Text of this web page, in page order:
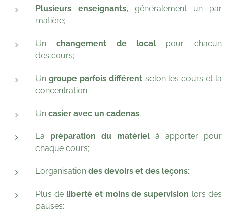
Plusieurs enseignants, généralement un par
matière;
Un changement de local pour chacun
des cours;
Un groupe parfois différent selon les cours et la
concentration;
Un casier avec un cadenas;
La préparation du matérielà apporter pour
chaque cours;
L'organisation des devoirs et des leçons;
Plus deliberté et moins de supervision lors des
pauses;